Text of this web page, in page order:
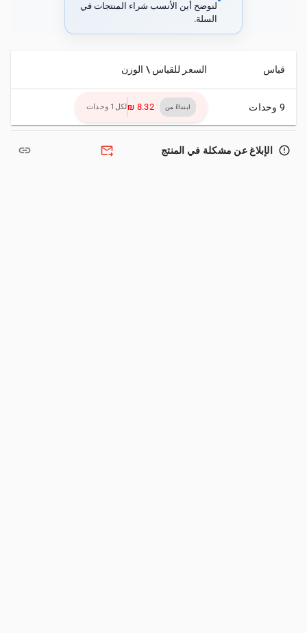
لنوضح أين الأنسب شراء المنتجات في
السلة.
قياس السعر للقياس \ الوزن
9 وحدات ابتداءً من ‏8.32 ₪ لكل1 وحدات
error_outline الإبلاغ عن مشكلة في المنتج forward_to_inbox
link